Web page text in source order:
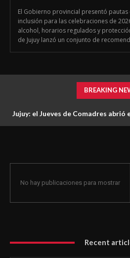
El Gobierno provincial presentó
inclusión para las celebraciones de
alcohol, horarios regulados y
de Jujuy lanzó un conjunto de
BREAKING
Jujuy: el Jueves de Comadres abrió
No hay publicaciones para mostrar
Recent